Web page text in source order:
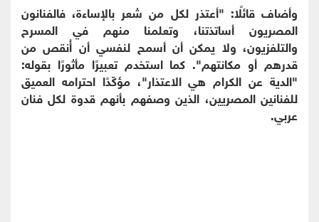
وأضاف قائلًا: "أعتذر لكل من شعر بالإساءة، فالفنانون
المصريون أساتذتنا، وتعلمنا منهم في المسرح
والتلفزيون، ولا يمكن أن أسمح لنفسي أن أُنقص من
قدرهم أو مكانتهم". كما استخدم تعبيرًا مأثورًا بقوله:
"الدية عن الكرام هي الاعتذار"، مؤكّدًا احترامه العميق
للفنانين المصريين، الذين وصفهم بأنهم قدوة لكل فنان
عربي.